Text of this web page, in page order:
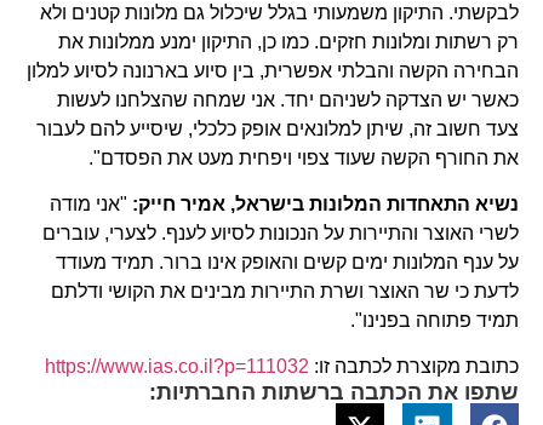
לבקשתי. התיקון משמעותי בגלל שיכלול גם מלונות קטנים ולא
רק רשתות ומלונות חזקים. כמו כן, התיקון ימנע ממלונות את
הבחירה הקשה והבלתי אפשרית, בין סיוע בארנונה לסיוע למלון
כאשר יש הצדקה לשניהם יחד. אני שמחה שהצלחנו לעשות
צעד חשוב זה, שיתן למלונאים אופק כלכלי, שיסייע להם לעבור
את החורף הקשה שעוד צפוי ויפחית מעט את הפסדם".
נשיא התאחדות המלונות בישראל, אמיר חייק: "אני מודה
לשרי האוצר והתיירות על הנכונות לסיוע לענף. לצערי, עוברים
על ענף המלונות ימים קשים והאופק אינו ברור. תמיד מעודד
לדעת כי שר האוצר ושרת התיירות מבינים את הקושי ודלתם
תמיד פתוחה בפנינו".
כתובת מקוצרת לכתבה זו: https://www.ias.co.il?p=111032
שתפו את הכתבה ברשתות החברתיות: